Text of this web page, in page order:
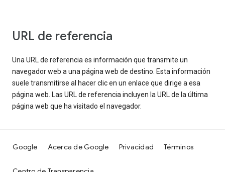
URL de referencia
Una URL de referencia es información que transmite un
navegador web a una página web de destino. Esta información
suele transmitirse al hacer clic en un enlace que dirige a esa
página web. Las URL de referencia incluyen la URL de la última
página web que ha visitado el navegador.
Google Acerca de Google Privacidad Términos